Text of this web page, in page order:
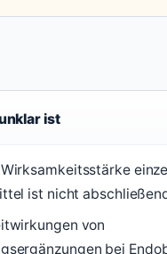
ist
ist nicht
von
bei